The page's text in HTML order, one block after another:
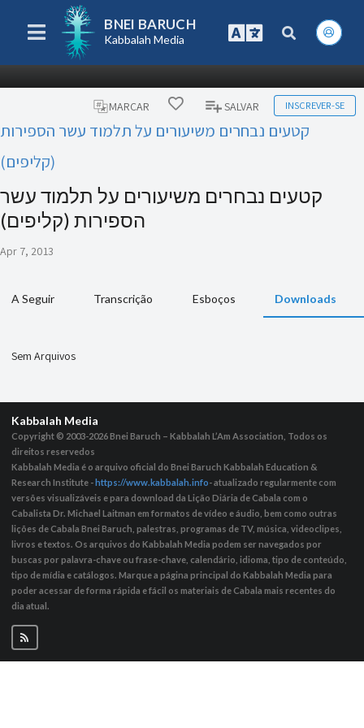
BNEI BARUCH
Kabbalah Media
MARCAR SALVAR INSCREVER-SE
קטעים נבחרים משיעורים על תלמוד עשר הספירות
(קליפים)
קטעים נבחרים משיעורים על תלמוד עשר
הספירות (קליפים)
Apr 7, 2013
A Seguir Transcrição Esboços Downloads
Sem Arquivos
Kabbalah Media
Copyright © 2003-2026Bnei Baruch – Kabbalah L’Am Association, Todos os
direitos reservedos
Kabbalah Media é o arquivo oficial do Bnei Baruch Kabbalah Education &
Research Institute - https://www.kabbalah.info- atualizado regularmente com
versões visualizáveis ​​e para download da Lição Diária de Cabala com o
Cabalista Dr. Michael Laitman em formatos de vídeo e áudio, bem como outras
lições de Cabala Bnei Baruch, palestras, programas de TV, música, videoclipes,
livros e textos. Os arquivos do Kabbalah Media podem ser navegados por
buscas por palavra-chave ou frase-chave, calendário, idioma, tipo de conteúdo,
tipo de mídia e catálogos. Marque a página principal do Kabbalah Media para
poder acessar de forma rápida e fácil os materiais de Cabala mais recentes do
dia atual.